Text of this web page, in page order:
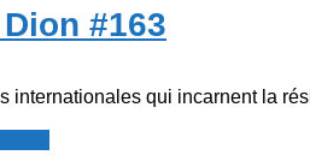
#163
internationales qui incarnent la